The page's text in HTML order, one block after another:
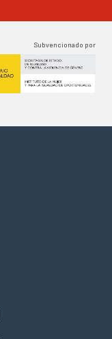
Subvencionado por